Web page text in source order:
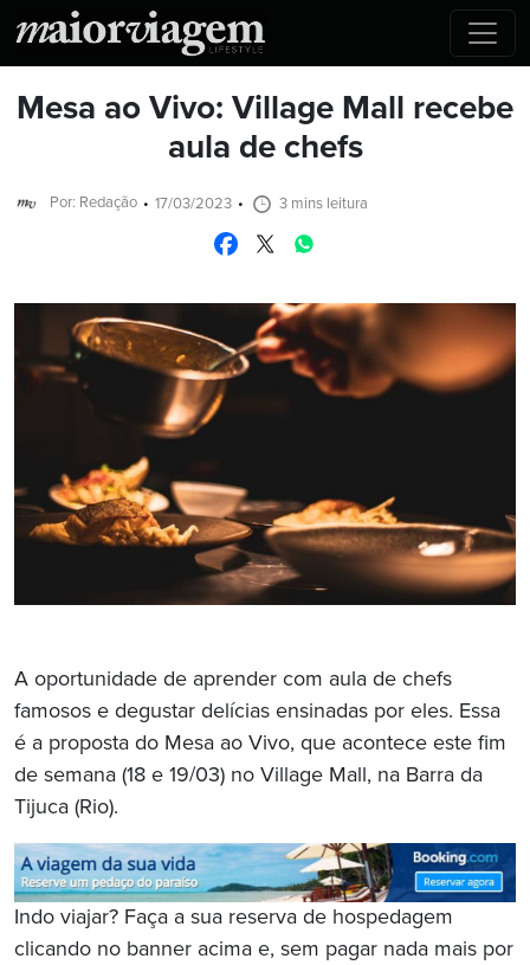
Mesa ao Vivo: Village Mall recebe
aula de chefs
Por: Redação 17/03/2023 3 mins leitura
A oportunidade de aprender com aula de chefs
famosos e degustar delícias ensinadas por eles. Essa
é a proposta do Mesa ao Vivo, que acontece este fim
de semana (18 e 19/03) no Village Mall, na Barra da
Tijuca (Rio).
Indo viajar? Faça a sua reserva de hospedagem
clicando no banner acima e, sem pagar nada mais por